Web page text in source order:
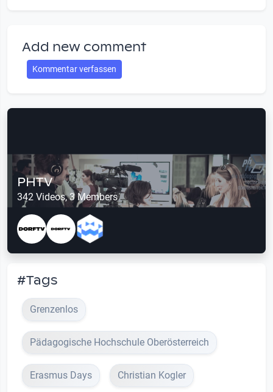
Add new comment
Kommentar verfassen
PHTV
342 Videos, 3 Members
#Tags
Grenzenlos
Pädagogische Hochschule Oberösterreich
Erasmus Days Christian Kogler